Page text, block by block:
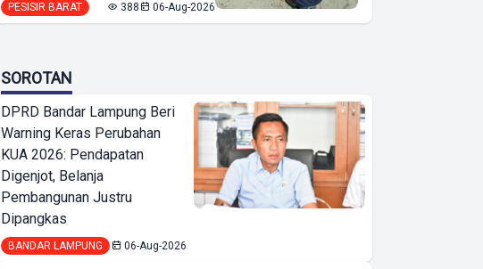
PESISIR BARAT 388 06-Aug-2026
SOROTAN
DPRD Bandar Lampung Beri
Warning Keras Perubahan
KUA 2026: Pendapatan
Digenjot, Belanja
Pembangunan Justru
Dipangkas
BANDAR LAMPUNG 06-Aug-2026